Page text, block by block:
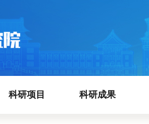
科研项目 科研成果